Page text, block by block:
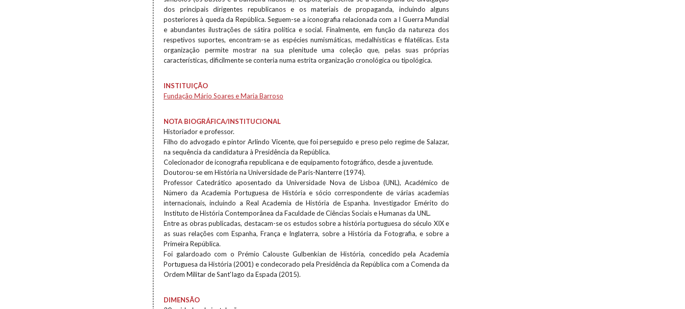
dos principais dirigentes republicanos e os materiais de propaganda, incluindo alguns
posteriores à queda da República. Seguem-se a iconografia relacionada com a I Guerra Mundial
e abundantes ilustrações de sátira política e social. Finalmente, em função da natureza dos
respetivos suportes, encontram-se as espécies numismáticas, medalhísticas e filatélicas. Esta
organização permite mostrar na sua plenitude uma coleção que, pelas suas próprias
características, dificilmente se conteria numa estrita organização cronológica ou tipológica.
INSTITUIÇÃO
Fundação Mário Soares e Maria Barroso
NOTA BIOGRÁFICA/INSTITUCIONAL
Historiador e professor.
Filho do advogado e pintor Arlindo Vicente, que foi perseguido e preso pelo regime de Salazar,
na sequência da candidatura à Presidência da República.
Colecionador de iconografia republicana e de equipamento fotográfico, desde a juventude.
Doutorou-se em História na Universidade de Paris-Nanterre (1974).
Professor Catedrático aposentado da Universidade Nova de Lisboa (UNL), Académico de
Número da Academia Portuguesa de História e sócio correspondente de várias academias
internacionais, incluindo a Real Academia de História de Espanha. Investigador Emérito do
Instituto de História Contemporânea da Faculdade de Ciências Sociais e Humanas da UNL.
Entre as obras publicadas, destacam-se os estudos sobre a história portuguesa do século XIX e
as suas relações com Espanha, França e Inglaterra, sobre a História da Fotografia, e sobre a
Primeira República.
Foi galardoado com o Prémio Calouste Gulbenkian de História, concedido pela Academia
Portuguesa da História (2001) e condecorado pela Presidência da República com a Comenda da
Ordem Militar de Sant'Iago da Espada (2015).
DIMENSÃO